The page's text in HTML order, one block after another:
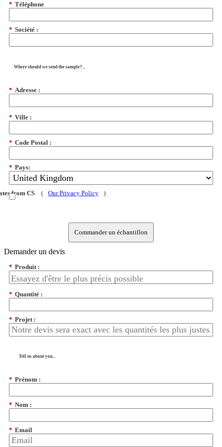
* Téléphone
* Société :
Where should we send the sample?...
* Adresse :
* Ville :
* Code Postal :
* Pays:
from CS ( Our Privacy Policy )
Commander un échantillon
Demander un devis
* Produit :
* Quantité :
* Projet :
Tell us about you...
* Prénom :
* Nom :
* Email